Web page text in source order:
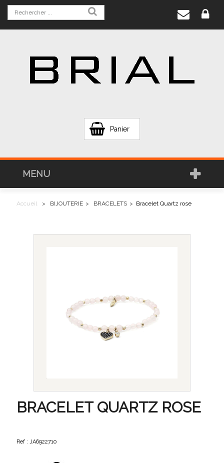
Panier
MENU
Accueil > BIJOUTERIE > BRACELETS > Bracelet Quartz rose
BRACELET QUARTZ ROSE
Ref : JA6922710